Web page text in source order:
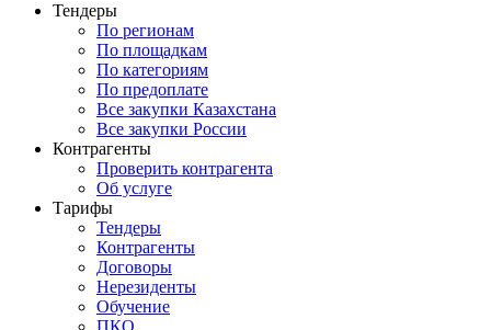
Тендеры
По регионам
По площадкам
По категориям
По предоплате
Все закупки Казахстана
Все закупки России
Контрагенты
Проверить контрагента
Об услуге
Тарифы
Тендеры
Контрагенты
Договоры
Нерезиденты
Обучение